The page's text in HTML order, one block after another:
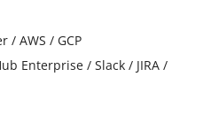
/ AWS / GCP
Enterprise / Slack / JIRA /